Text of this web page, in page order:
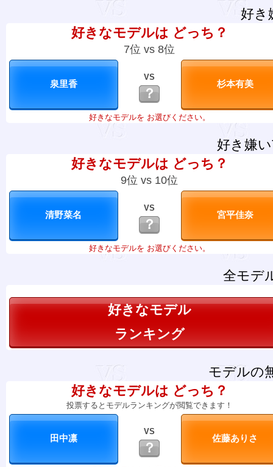
好き
好きなモデルは どっち？
7位 vs 8位
VS
？
好きなモデルを お選びください。
好き嫌
好きなモデルは どっち？
9位 vs 10位
VS
？
好きなモデルを お選びください。
全モデ
好きなモデル
ランキング
モデルの
好きなモデルは どっち？
投票するとモデルランキングが閲覧できます！
VS
？